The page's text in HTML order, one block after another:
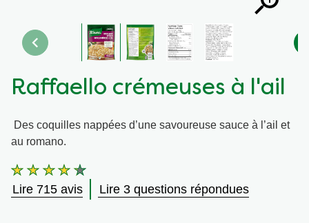
Raffaello crémeuses à l'ail
Des coquilles nappées d’une savoureuse sauce à l’ail et
au romano.
La
note
moyenne
Lire 715 avis Lire 3 questions répondues